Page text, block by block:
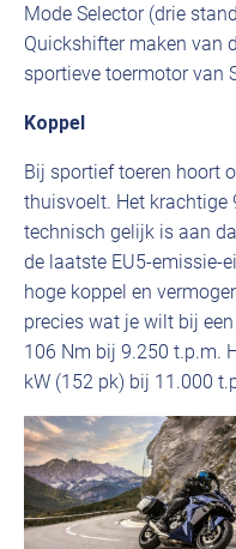
Mode Selector (drie
Quickshifter maken van
sportieve toermotor van
Koppel
Bij sportief toeren hoort
thuisvoelt. Het krachtige
technisch gelijk is aan
de laatste EU5-emissie-
hoge koppel en
precies wat je wilt bij
106 Nm bij 9.250 t.p.m.
kW (152 pk) bij 11.000